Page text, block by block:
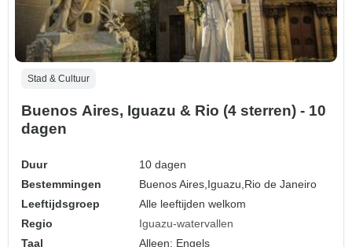
Stad & Cultuur
Buenos Aires, Iguazu & Rio (4 sterren) - 10
dagen
Duur
10 dagen
Bestemmingen
Buenos Aires,Iguazu,Rio de Janeiro
Leeftijdsgroep
Alle leeftijden welkom
Regio
Iguazu-watervallen
Taal
Alleen: Engels